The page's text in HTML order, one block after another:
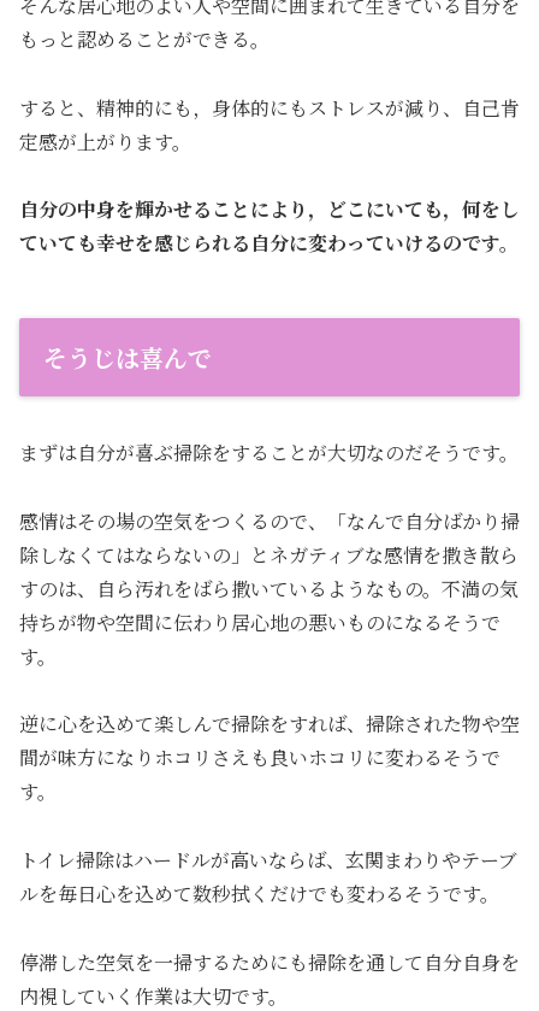
もっと認めることができる。
すると、精神的にも，身体的にもストレスが減り、自己肯
定感が上がります。
自分の中身を輝かせることにより，どこにいても，何をし
ていても幸せを感じられる自分に変わっていけるのです。
そうじは喜んで
まずは自分が喜ぶ掃除をすることが大切なのだそうです。
感情はその場の空気をつくるので、「なんで自分ばかり掃
除しなくてはならないの」とネガティブな感情を撒き散ら
すのは、自ら汚れをばら撒いているようなもの。不満の気
持ちが物や空間に伝わり居心地の悪いものになるそうで
す。
逆に心を込めて楽しんで掃除をすれば、掃除された物や空
間が味方になりホコリさえも良いホコリに変わるそうで
す。
トイレ掃除はハードルが高いならば、玄関まわりやテーブ
ルを毎日心を込めて数秒拭くだけでも変わるそうです。
停滞した空気を一掃するためにも掃除を通して自分自身を
内視していく作業は大切です。